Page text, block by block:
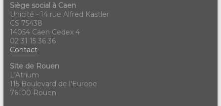
Siège social à Caen
Unicité - 14 rue Alfred Kastler
CS 75438
14054 Caen Cedex 4
02 31 15 36 36
Contact
Site de Rouen
L'Atrium
115 Boulevard de l'Europe
76100 Rouen